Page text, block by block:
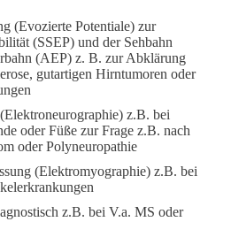
(Evozierte Potentiale) zur
(SSEP) und der Sehbahn
(AEP) z. B. zur Abklärung
gutartigen Hirntumoren oder
z.B. bei
oder Füße zur Frage z.B. nach
oder Polyneuropathie
(Elektromyographie) z.B. bei
z.B. bei V.a. MS oder